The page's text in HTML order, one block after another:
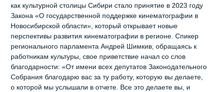
как культурной столицы Сибири стало принятие в 2023 году
Закона «О государственной поддержке кинематографии в
Новосибирской области», который открывает новые
перспективы развития кинематографии в регионе. Спикер
регионального парламента Андрей Шимкив, обращаясь к
работникам культуры, свое приветствие начал со слов
благодарности: «От имени всех депутатов Законодательного
Собрания благодарю вас за ту работу, которую вы делаете,
о которой мы услышали в отчете. Все это делаете вы, и